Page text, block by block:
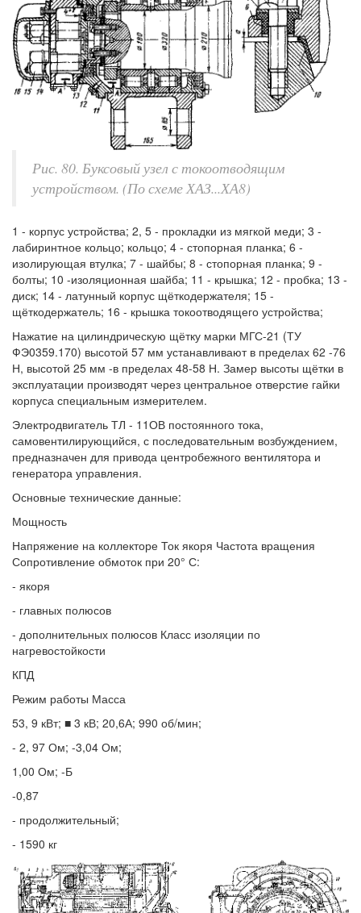
Рис. 80. Буксовый узел с токоотводящим
устройством. (По схеме ХАЗ...ХА8)
1 - корпус устройства; 2, 5 - прокладки из мягкой меди; 3 -
лабиринтное кольцо; кольцо; 4 - стопорная планка; 6 -
изолирующая втулка; 7 - шайбы; 8 - стопорная планка; 9 -
болты; 10 -изоляционная шайба; 11 - крышка; 12 - пробка; 13 -
диск; 14 - латунный корпус щёткодержателя; 15 -
щёткодержатель; 16 - крышка токоотводящего устройства;
Нажатие на цилиндрическую щётку марки МГС-21 (ТУ
ФЭ0359.170) высотой 57 мм устанавливают в пределах 62 -76
Н, высотой 25 мм -в пределах 48-58 Н. Замер высоты щётки в
эксплуатации производят через центральное отверстие гайки
корпуса специальным измерителем.
Электродвигатель ТЛ - 11ОВ постоянного тока,
самовентилирующийся, с последовательным возбуждением,
предназначен для привода центробежного вентилятора и
генератора управления.
Основные технические данные:
Мощность
Напряжение на коллекторе Ток якоря Частота вращения
Сопротивление обмоток при 20° С:
- якоря
- главных полюсов
- дополнительных полюсов Класс изоляции по
нагревостойкости
КПД
Режим работы Масса
53, 9 кВт; ■ 3 кВ; 20,6А; 990 об/мин;
- 2, 97 Ом; -3,04 Ом;
1,00 Ом; -Б
-0,87
- продолжительный;
- 1590 кг